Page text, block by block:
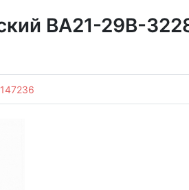
ВА21-29В-
147236